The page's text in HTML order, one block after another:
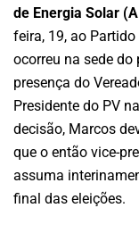
de Energia Solar
feira, 19, ao
ocorreu na sede do
presença do
Presidente do PV
decisão, Marcos
que o então vice-
assuma
final das eleições.